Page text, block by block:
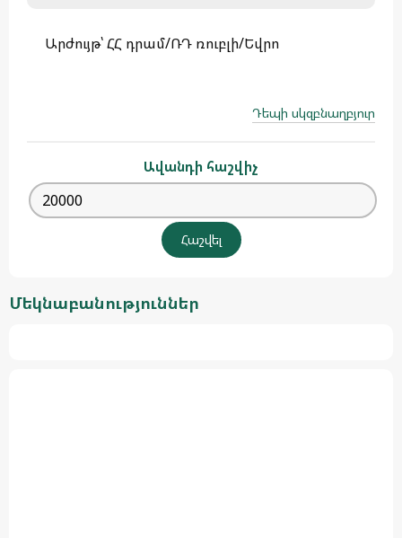
Արժույթ՝ ՀՀ դրամ/ՌԴ ռուբլի/Եվրո
Դեպի սկզբնաղբյուր
Ավանդի հաշվիչ
Մեկնաբանություններ